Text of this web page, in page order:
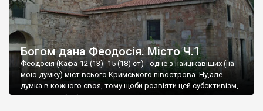
Богом дана Феодосія. Місто Ч.1
Феодосія (Кафа-12 (13) -15 (18) ст) - одне з найцікавіших (на
мою думку) міст всього Кримського півострова .Ну,але
думка в кожного своя, тому щоби розвіяти цей субєктивізм,
запрошую відвідати це